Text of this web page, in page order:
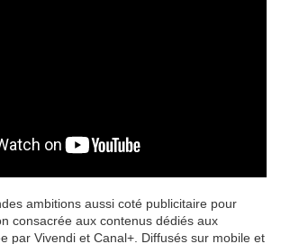
ambitions aussi coté publicitaire pour
consacrée aux contenus dédiés aux
par Vivendi et Canal+. Diffusés sur mobile et